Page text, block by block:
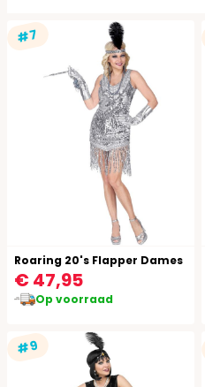
#7
Roaring 20's Flapper Dames
€ 47,95
Op voorraad
#9